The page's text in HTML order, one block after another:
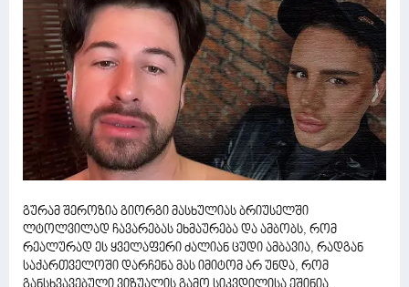
გურამ შეროზია გიორგი მასხულიას ბრიუსელში
ლტოლვილად ჩავარებას ეხმაურება და ამბობს, რომ
რეალურად ეს ყველაფერი ძალიან ცუდი ამბავია, რადგან
საქართველოში დარჩენა მას იმიტომ არ უნდა, რომ